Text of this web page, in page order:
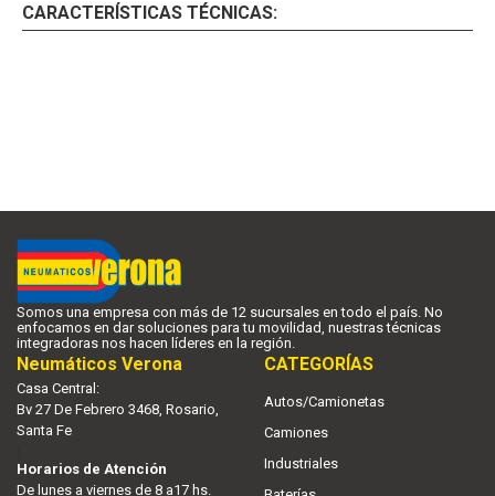
CARACTERÍSTICAS TÉCNICAS:
Somos una empresa con más de 12 sucursales en todo el país. No
enfocamos en dar soluciones para tu movilidad, nuestras técnicas
integradoras nos hacen líderes en la región.
Neumáticos Verona
Casa Central:
Bv 27 De Febrero 3468, Rosario,
Santa Fe
Horarios de Atención
De lunes a viernes de 8 a17 hs.
CATEGORÍAS
Autos/Camionetas
Camiones
Industriales